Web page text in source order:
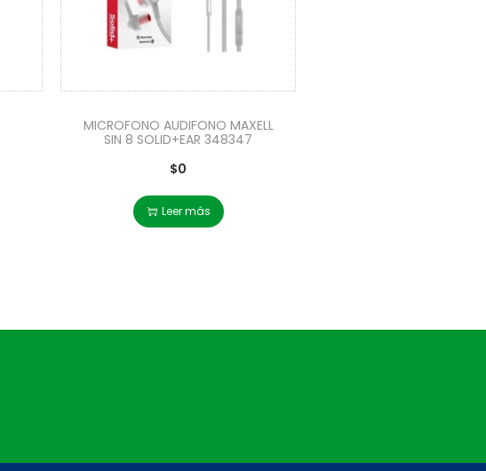
MICROFONO AUDIFONO MAXELL
SIN 8 SOLID+EAR 348347
$0
Leer más